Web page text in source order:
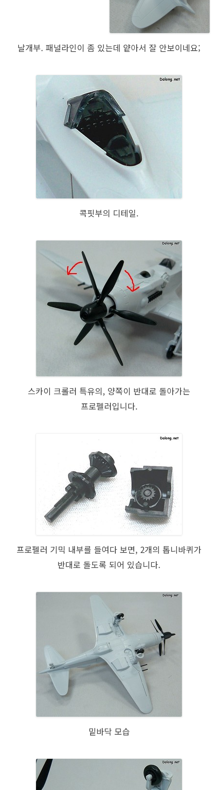
날개부. 패널라인이 좀 있는데 얕아서 잘 안보이네요;
콕핏부의 디테일.
스카이 크롤러 특유의, 양쪽이 반대로 돌아가는
프로펠러입니다.
프로펠러 기믹 내부를 들여다 보면, 2개의 톱니바퀴가
반대로 돌도록 되어 있습니다.
밑바닥 모습